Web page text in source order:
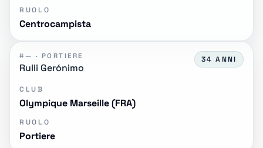
RUOLO
Centrocampista
#— · PORTIERE
Rulli Gerónimo
34 ANNI
CLUB
Olympique Marseille (FRA)
RUOLO
Portiere